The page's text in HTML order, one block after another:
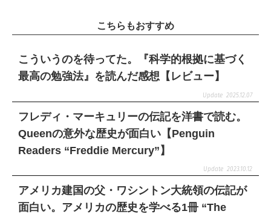
こちらもおすすめ
こういうのを待ってた。『科学的根拠に基づく
最高の勉強法』を読んだ感想【レビュー】
2025.12.07
フレディ・マーキュリーの伝記を洋書で読む。
Queenの意外な歴史が面白い【Penguin
Readers “Freddie Mercury”】
2023.10.12
アメリカ建国の父・ワシントン大統領の伝記が
面白い。アメリカの歴史を学べる1冊 “The